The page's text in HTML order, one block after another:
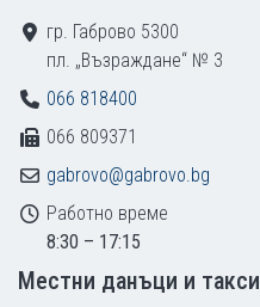
гр. Габрово 5300
пл. „Възраждане“ № 3
066 818400
066 809371
gabrovo@gabrovo.bg
Работно време
8:30 – 17:15
Местни данъци и такси